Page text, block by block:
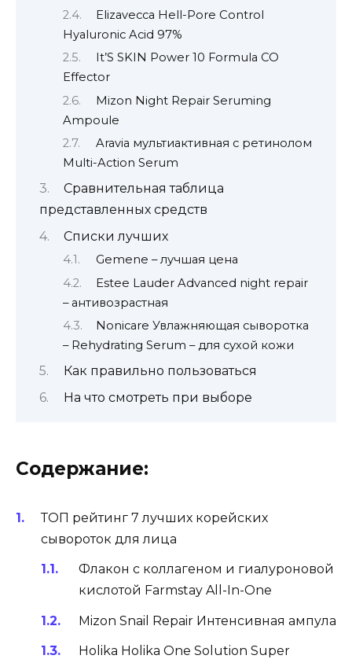
Elizavecca Hell-Pore Control
Hyaluronic Acid 97%
It’S SKIN Power 10 Formula CO
Effector
Mizon Night Repair Seruming
Ampoule
Aravia мультиактивная с ретинолом
Multi-Action Serum
Сравнительная таблица
представленных средств
Списки лучших
Gemene – лучшая цена
Estee Lauder Advanced night repair
– антивозрастная
Nonicare Увлажняющая сыворотка
– Rehydrating Serum – для сухой кожи
Как правильно пользоваться
На что смотреть при выборе
Содержание:
ТОП рейтинг 7 лучших корейских
сывороток для лица
Флакон с коллагеном и гиалуроновой
кислотой Farmstay All-In-One
Mizon Snail Repair Интенсивная ампула
Holika Holika One Solution Super